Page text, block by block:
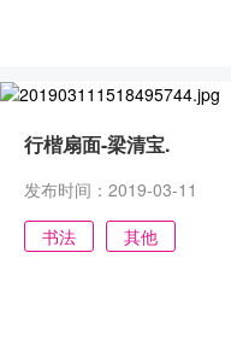
行楷扇面-梁清宝.
发布时间：2019-03-11
书法
其他